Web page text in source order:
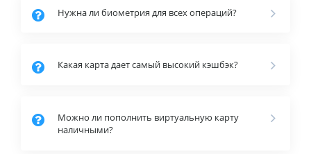
Нужна ли биометрия для всех операций?
Какая карта дает самый высокий кэшбэк?
Можно ли пополнить виртуальную карту
наличными?